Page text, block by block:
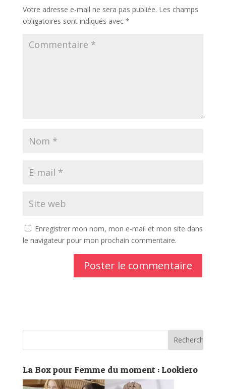
Votre adresse e-mail ne sera pas publiée. Les champs
obligatoires sont indiqués avec *
Enregistrer mon nom, mon e-mail et mon site dans
le navigateur pour mon prochain commentaire.
La Box pour Femme du moment : Lookiero